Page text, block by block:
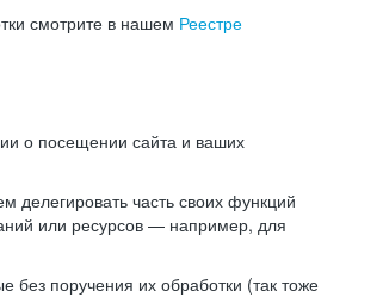
смотрите в нашем Реестре
о посещении сайта и ваших
часть своих функций
или ресурсов — например, для
поручения их обработки (так тоже